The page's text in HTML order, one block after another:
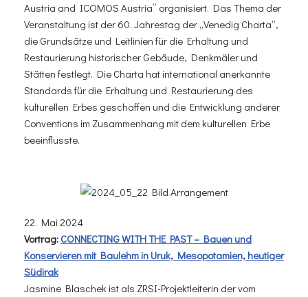
Austria and ICOMOS Austria” organisiert. Das Thema der
Veranstaltung ist der 60. Jahrestag der „Venedig Charta“,
die Grundsätze und Leitlinien für die Erhaltung und
Restaurierung historischer Gebäude, Denkmäler und
Stätten festlegt. Die Charta hat international anerkannte
Standards für die Erhaltung und Restaurierung des
kulturellen Erbes geschaffen und die Entwicklung anderer
Conventions im Zusammenhang mit dem kulturellen Erbe
beeinflusste.
22. Mai 2024
Vortrag: CONNECTING WITH THE PAST – Bauen und
Konservieren mit Baulehm in Uruk, Mesopotamien, heutiger
Südirak
Jasmine Blaschek ist als ZRSI-Projektleiterin der vom